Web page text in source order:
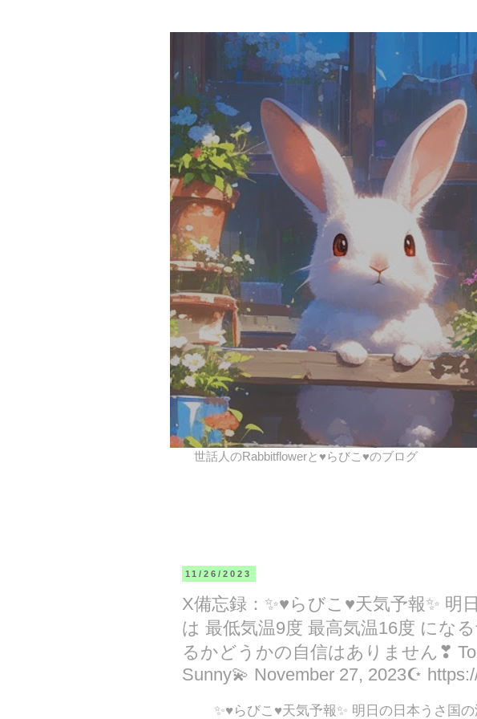
世話人のRabbitflowerと♥らびこ♥のブログ
11/26/2023
X備忘録：✨♥らびこ♥天気予報✨ 明
は 最低気温9度 最高気温16度 にな
るかどうかの自信はありません❣
Sunny💫 November 27, 2023☪
✨♥らびこ♥天気予報✨ 明日の日本うさ国